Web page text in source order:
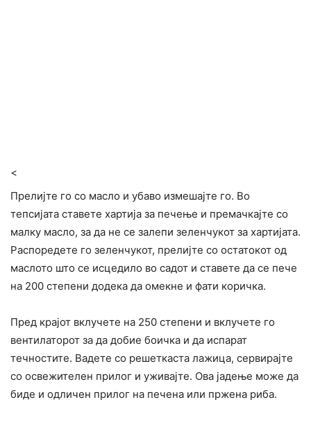
<
Прелијте го со масло и убаво измешајте го. Во
тепсијата ставете хартија за печење и премачкајте со
малку масло, за да не се залепи зеленчукот за хартијата.
Распоредете го зеленчукот, прелијте со остатокот од
маслото што се исцедило во садот и ставете да се пече
на 200 степени додека да омекне и фати коричка.
Пред крајот вклучете на 250 степени и вклучете го
вентилаторот за да добие боичка и да испарат
течностите. Вадете со решеткаста лажица, сервирајте
со освежителен прилог и уживајте. Ова јадење може да
биде и одличен прилог на печена или пржена риба.